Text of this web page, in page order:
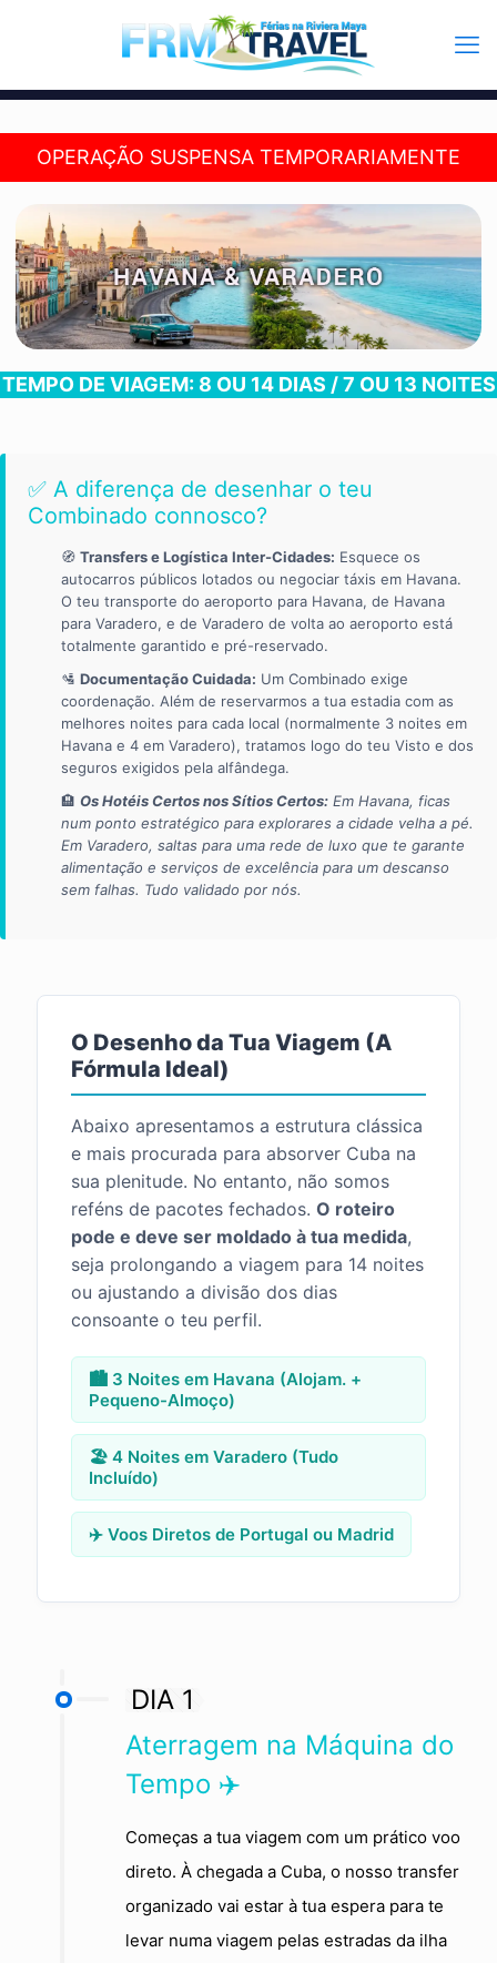
OPERAÇÃO SUSPENSA TEMPORARIAMENTE
TEMPO DE VIAGEM: 8 OU 14 DIAS / 7 OU 13 NOITES
✅ A diferença de desenhar o teu
Combinado connosco?
🧭 Transfers e Logística Inter-Cidades: Esquece os
autocarros públicos lotados ou negociar táxis em Havana.
O teu transporte do aeroporto para Havana, de Havana
para Varadero, e de Varadero de volta ao aeroporto está
totalmente garantido e pré-reservado.
🛂 Documentação Cuidada: Um Combinado exige
coordenação. Além de reservarmos a tua estadia com as
melhores noites para cada local (normalmente 3 noites em
Havana e 4 em Varadero), tratamos logo do teu Visto e dos
seguros exigidos pela alfândega.
🏨 Os Hotéis Certos nos Sítios Certos: Em Havana, ficas
num ponto estratégico para explorares a cidade velha a pé.
Em Varadero, saltas para uma rede de luxo que te garante
alimentação e serviços de excelência para um descanso
sem falhas. Tudo validado por nós.
O Desenho da Tua Viagem (A
Fórmula Ideal)
Abaixo apresentamos a estrutura clássica
e mais procurada para absorver Cuba na
sua plenitude. No entanto, não somos
reféns de pacotes fechados. O roteiro
pode e deve ser moldado à tua medida,
seja prolongando a viagem para 14 noites
ou ajustando a divisão dos dias
consoante o teu perfil.
🏙️ 3 Noites em Havana (Alojam. +
Pequeno-Almoço)
🏖️ 4 Noites em Varadero (Tudo
Incluído)
✈️ Voos Diretos de Portugal ou Madrid
DIA 1
Aterragem na Máquina do
Tempo ✈️
Começas a tua viagem com um prático voo
direto. À chegada a Cuba, o nosso transfer
organizado vai estar à tua espera para te
levar numa viagem pelas estradas da ilha